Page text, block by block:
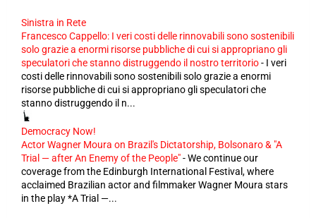
Sinistra in Rete
Francesco Cappello: I veri costi delle rinnovabili sono sostenibili
solo grazie a enormi risorse pubbliche di cui si appropriano gli
speculatori che stanno distruggendo il nostro territorio- I veri
costi delle rinnovabili sono sostenibili solo grazie a enormi
risorse pubbliche di cui si appropriano gli speculatori che
stanno distruggendo il n...
Democracy Now!
Actor Wagner Moura on Brazil's Dictatorship, Bolsonaro & "A
Trial — after An Enemy of the People"-We continue our
coverage from the Edinburgh International Festival, where
acclaimed Brazilian actor and filmmaker Wagner Moura stars
in the play *A Trial —...